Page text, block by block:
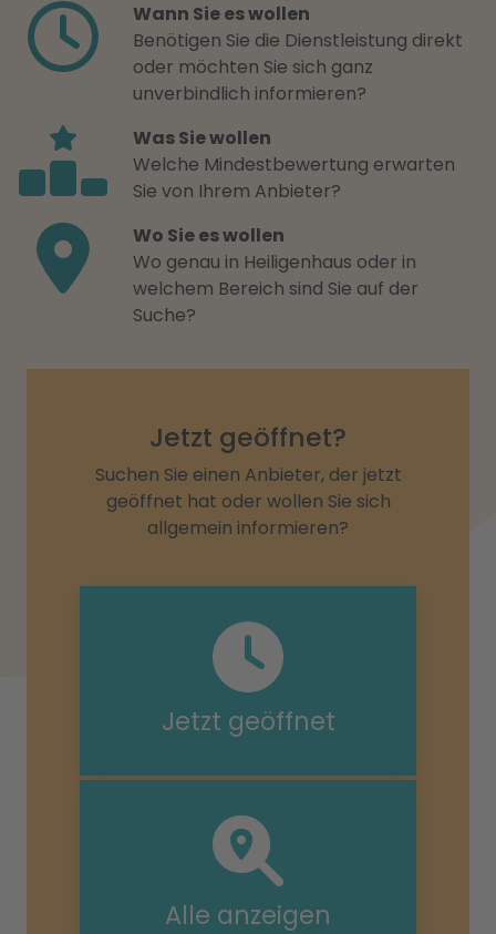
Wann Sie es wollen
Benötigen Sie die Dienstleistung direkt
oder möchten Sie sich ganz
unverbindlich informieren?
Was Sie wollen
Welche Mindestbewertung erwarten
Sie von Ihrem Anbieter?
Wo Sie es wollen
Wo genau in Heiligenhaus oder in
welchem Bereich sind Sie auf der
Suche?
Jetzt geöffnet?
Suchen Sie einen Anbieter, der jetzt
geöffnet hat oder wollen Sie sich
allgemein informieren?
Jetzt geöffnet
Alle anzeigen